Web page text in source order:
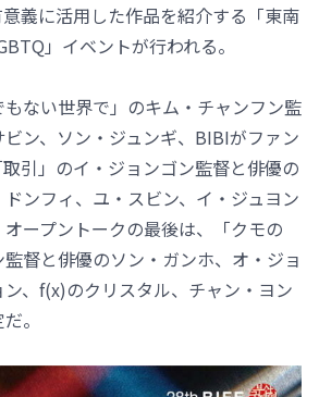
義に活用した作品を紹介する「東南
」イベントが行われる。
ない世界で」のキム・チャンフン監
ン、ソン・ジュンギ、BIBIがファン
引」のイ・ジョンゴン監督と俳優の
ンフィ、ユ・スビン、イ・ジュヨン
ープントークの最後は、「クモの
督と俳優のソン・ガンホ、オ・ジョ
、f(x)のクリスタル、チャン・ヨン
。